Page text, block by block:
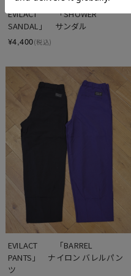
SOLD OUT
EVILACT 　　「SHOWER
SANDAL」　サンダル
¥4,400(税込)
EVILACT 　　「BARREL
PANTS」　ナイロン バレルパン
ツ